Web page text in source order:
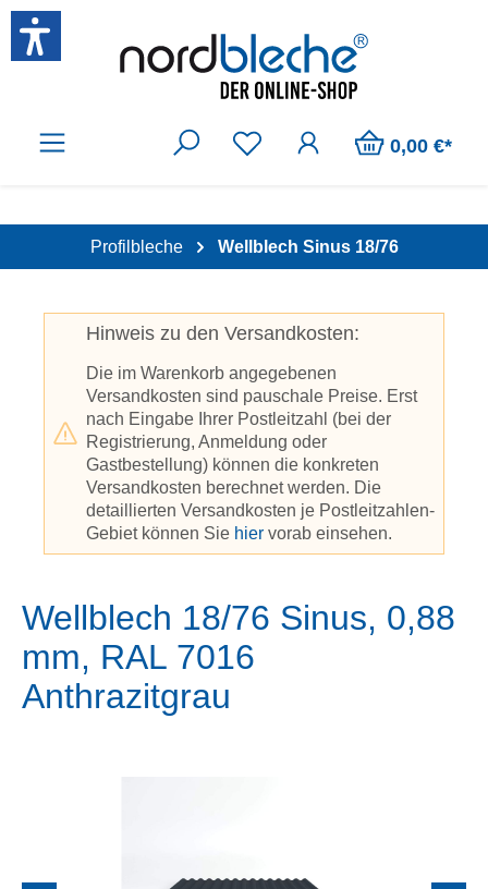
Zum Hauptinhalt springen
0,00 €*
Profilbleche Wellblech Sinus 18/76
Hinweis zu den Versandkosten:
Die im Warenkorb angegebenen
Versandkosten sind pauschale Preise. Erst
nach Eingabe Ihrer Postleitzahl (bei der
Registrierung, Anmeldung oder
Gastbestellung) können die konkreten
Versandkosten berechnet werden. Die
detaillierten Versandkosten je Postleitzahlen-
Gebiet können Sie hier vorab einsehen.
Wellblech 18/76 Sinus, 0,88
mm, RAL 7016
Anthrazitgrau